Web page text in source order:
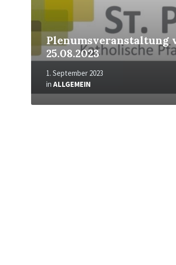
Plenumsveranstaltung
25.08.2023
1. September 2023
in ALLGEMEIN